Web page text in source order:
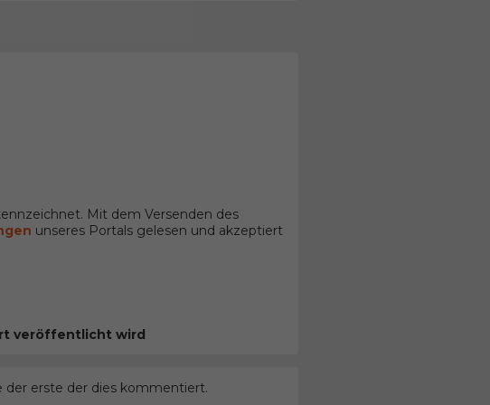
Mit dem Versenden des
unseres Portals gelesen und akzeptiert
veröffentlicht wird
der erste der dies kommentiert.